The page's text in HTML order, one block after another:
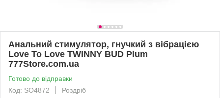
Анальний стимулятор, гнучкий з вібрацією
Love To Love TWINNY BUD Plum
777Store.com.ua
Готово до відправки
Код: SO4872
Роздріб